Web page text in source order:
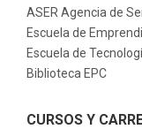
ASER Agencia de
Escuela de
Escuela de
Biblioteca EPC
CURSOS Y